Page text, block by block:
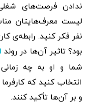
ندادن فرصت‌های
لیست معرف‌هایتان
نفر فکر کنید. رابطه‌ی
بود؟ تاثیر آن‌ها در روند
شما و او به چه زمانی
انتخاب کنید که
و بر آن‌ها تأکید کنند.